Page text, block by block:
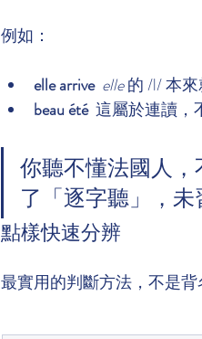
例如：
elle arrive elle 的 /l/ 本來
beau été
這屬於連讀
你聽不懂法國人
了「逐字聽」，未
點樣快速分辨
最實用的判斷方法，不是背